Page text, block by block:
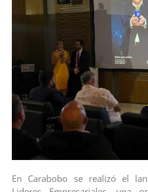
En Carabobo se realizó el